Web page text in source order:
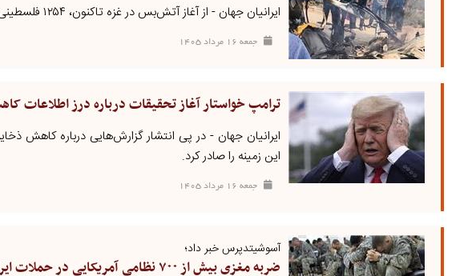
ایرانیان جهان - از آغاز آتش‌بس در غزه تاکنون، ۱۲۵۴ فلسطینی در حملات رژیم اشغالگر صهیونیستی به شهادت رسیده‌اند.
جمعه ۱۶ مرداد ۱۴۰۵
ترامپ خواستار آغاز تحقیقات درباره درز اطلاعات
ایرانیان جهان - در پی انتشار گزارش‌هایی درباره کاهش
این زمینه را صادر کرد.
جمعه ۱۶ مرداد ۱۴۰۵
آسوشیتدپرس خبر داد؛
ضربه مغزی بیش از ۷۰۰ نظامی آمریکایی در حملات ایران